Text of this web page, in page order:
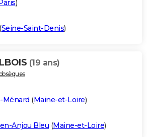
)
Seine-Saint-Denis)
(19 ans)
Ménard (Maine-et-Loire)
Anjou Bleu (Maine-et-Loire)